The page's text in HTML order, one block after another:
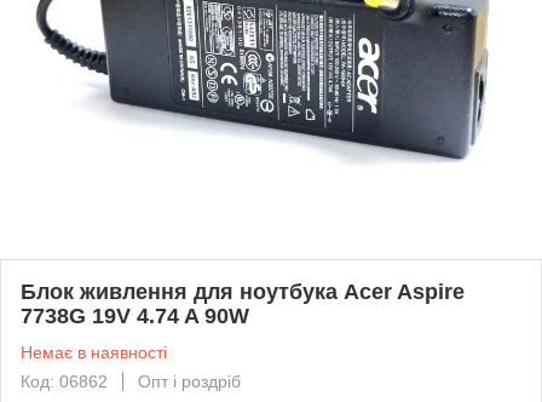
Блок живлення для ноутбука Acer Aspire
7738G 19V 4.74 A 90W
Немає в наявності
Код: 06862
Опт і роздріб